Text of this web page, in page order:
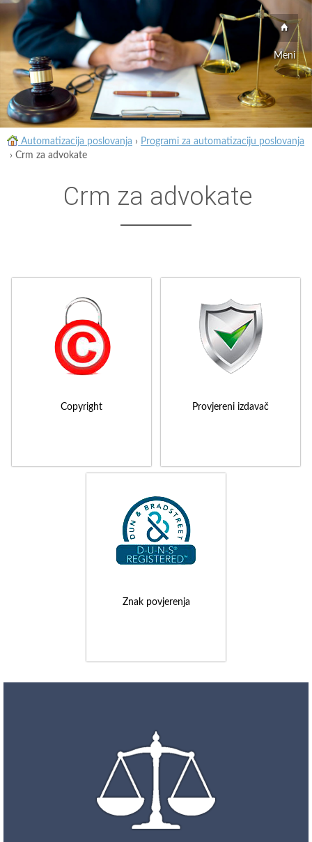
Meni
Automatizacija poslovanja › Programi za automatizaciju poslovanja
› Crm za advokate
Crm za advokate
Copyright Provjereni izdavač
Znak povjerenja